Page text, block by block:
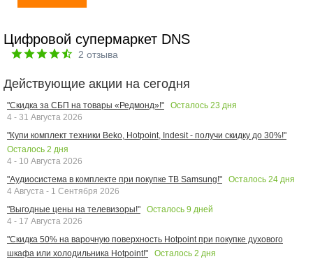
Цифровой супермаркет DNS
2 отзыва
Действующие акции на сегодня
"Скидка за СБП на товары «Редмонд»!" Осталось 23 дня
4 - 31 Августа 2026
"Купи комплект техники Beko, Hotpoint, Indesit - получи скидку до 30%!"
Осталось 2 дня
4 - 10 Августа 2026
"Аудиосистема в комплекте при покупке ТВ Samsung!"
Осталось 24 дня
4 Августа - 1 Сентября 2026
"Выгодные цены на телевизоры!"
Осталось 9 дней
4 - 17 Августа 2026
"Скидка 50% на варочную поверхность Hotpoint при покупке духового
шкафа или холодильника Hotpoint!"
Осталось 2 дня